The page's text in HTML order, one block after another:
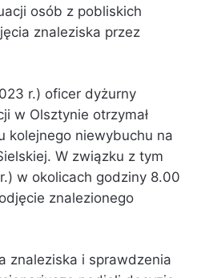
osób z pobliskich
znaleziska przez
r.) oficer dyżurny
w Olsztynie otrzymał
kolejnego niewybuchu na
W związku z tym
w okolicach godziny 8.00
znalezionego
znaleziska i sprawdzenia